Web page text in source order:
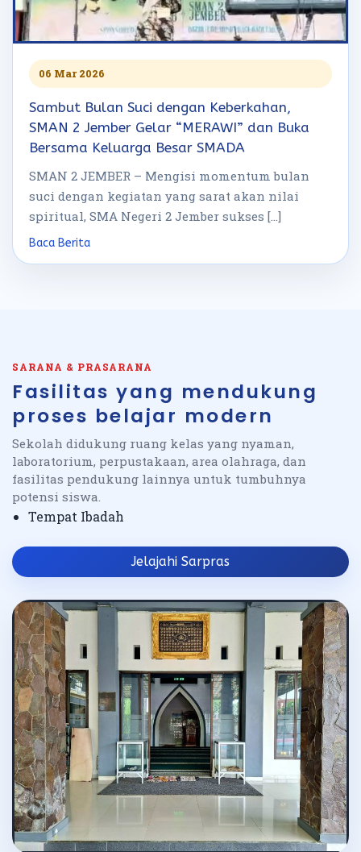
06 Mar 2026
Sambut Bulan Suci dengan Keberkahan,
SMAN 2 Jember Gelar “MERAWI” dan Buka
Bersama Keluarga Besar SMADA
SMAN 2 JEMBER – Mengisi momentum bulan
suci dengan kegiatan yang sarat akan nilai
spiritual, SMA Negeri 2 Jember sukses […]
Baca Berita
SARANA & PRASARANA
Fasilitas yang mendukung
proses belajar modern
Sekolah didukung ruang kelas yang nyaman,
laboratorium, perpustakaan, area olahraga, dan
fasilitas pendukung lainnya untuk tumbuhnya
potensi siswa.
Tempat Ibadah
Jelajahi Sarpras